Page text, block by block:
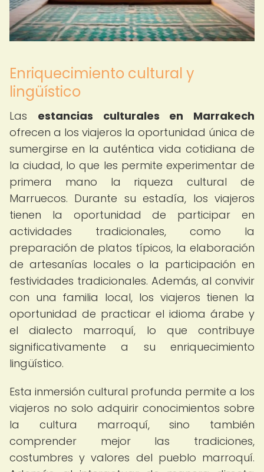
Enriquecimiento cultural y
lingüístico
Las estancias culturales en Marrakech
ofrecen a los viajeros la oportunidad única de
sumergirse en la auténtica vida cotidiana de
la ciudad, lo que les permite experimentar de
primera mano la riqueza cultural de
Marruecos. Durante su estadía, los viajeros
tienen la oportunidad de participar en
actividades tradicionales, como la
preparación de platos típicos, la elaboración
de artesanías locales o la participación en
festividades tradicionales. Además, al convivir
con una familia local, los viajeros tienen la
oportunidad de practicar el idioma árabe y
el dialecto marroquí, lo que contribuye
significativamente a su enriquecimiento
lingüístico.
Esta inmersión cultural profunda permite a los
viajeros no solo adquirir conocimientos sobre
la cultura marroquí, sino también
comprender mejor las tradiciones,
costumbres y valores del pueblo marroquí.